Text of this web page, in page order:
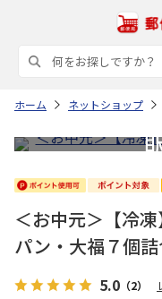
ホーム ネットショップ
＜お中元＞【冷
パン・大福７個
5.0 （2）